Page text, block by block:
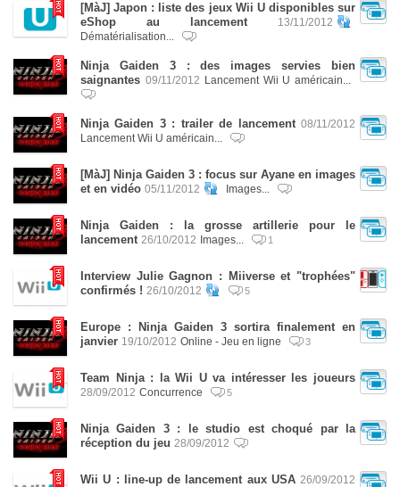
[MàJ] Japon : liste des jeux Wii U disponibles sur
eShop au lancement
13/11/2012
Dématérialisation...
Ninja Gaiden 3 : des images servies bien
saignantes 09/11/2012 Lancement Wii U américain...
Ninja Gaiden 3 : trailer de lancement 08/11/2012
Lancement Wii U américain...
[MàJ] Ninja Gaiden 3 : focus sur Ayane en images
et en vidéo 05/11/2012 Images...
Ninja Gaiden : la grosse artillerie pour le
lancement 26/10/2012 Images... 1
Interview Julie Gagnon : Miiverse et "trophées"
confirmés ! 26/10/2012 5
Europe : Ninja Gaiden 3 sortira finalement en
janvier 19/10/2012 Online - Jeu en ligne 3
Team Ninja : la Wii U va intéresser les joueurs
28/09/2012 Concurrence 5
Ninja Gaiden 3 : le studio est choqué par la
réception du jeu 28/09/2012
Wii U : line-up de lancement aux USA 26/09/2012